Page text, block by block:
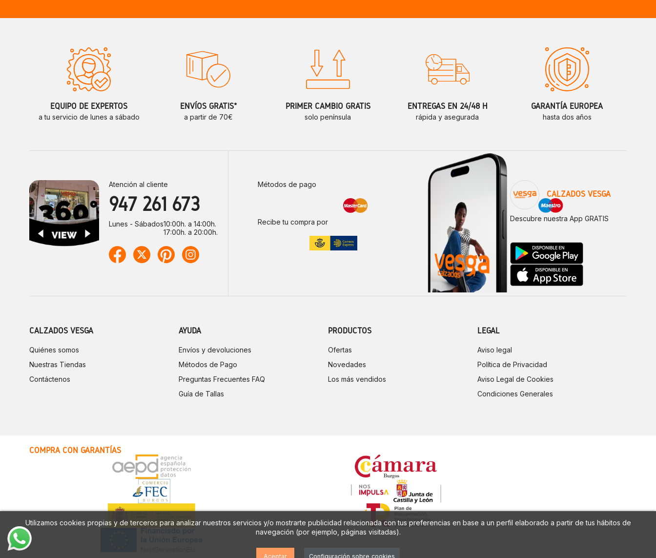
Utilizamos cookies propias y de terceros para analizar nuestros servicios y/o mostrarte publicidad relacionada con tus preferencias en base a un perfil elaborado a partir de tus hábitos de
navegación (por ejemplo, páginas visitadas).
Aceptar Configuración sobre cookies
EQUIPO DE EXPERTOS
a tu servicio de lunes a sábado
ENVÍOS GRATIS*
a partir de 70€
PRIMER CAMBIO GRATIS
solo península
ENTREGAS EN 24/48 H
rápida y asegurada
GARANTÍA EUROPEA
hasta dos años
Atención al cliente
947 261 673
Lunes - Sábados10:00h. a 14:00h.
17:00h. a 20:00h.
Métodos de pago
Recibe tu compra por
CALZADOS VESGA
Descubre nuestra App GRATIS
CALZADOS VESGA
Quiénes somos
Nuestras Tiendas
Contáctenos
AYUDA
Envíos y devoluciones
Métodos de Pago
Preguntas Frecuentes FAQ
Guía de Tallas
PRODUCTOS
Ofertas
Novedades
Los más vendidos
LEGAL
Aviso legal
Política de Privacidad
Aviso Legal de Cookies
Condiciones Generales
COMPRA CON GARANTÍAS